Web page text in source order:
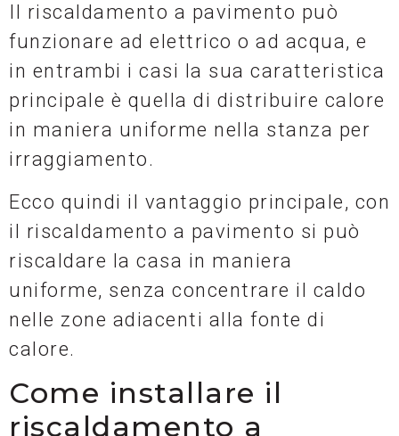
Il riscaldamento a pavimento può
funzionare ad elettrico o ad acqua, e
in entrambi i casi la sua caratteristica
principale è quella di distribuire calore
in maniera uniforme nella stanza per
irraggiamento.
Ecco quindi il vantaggio principale, con
il riscaldamento a pavimento si può
riscaldare la casa in maniera
uniforme, senza concentrare il caldo
nelle zone adiacenti alla fonte di
calore.
Come installare il
riscaldamento a